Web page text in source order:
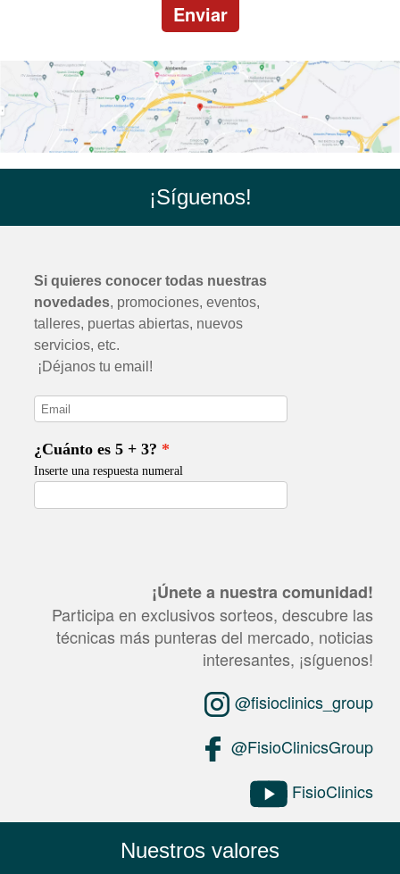
Enviar
¡Síguenos!
¡Únete a nuestra comunidad!
Participa en exclusivos sorteos, descubre las
técnicas más punteras del mercado, noticias
interesantes, ¡síguenos!
@fisioclinics_group
@FisioClinicsGroup
FisioClinics
Nuestros valores